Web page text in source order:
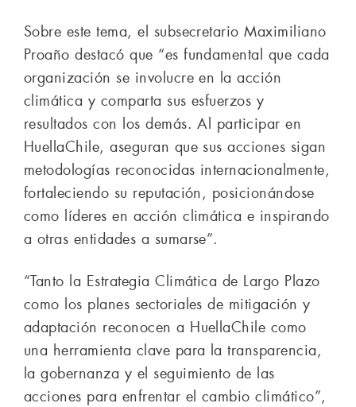
Sobre este tema, el subsecretario Maximiliano
Proaño destacó que “es fundamental que cada
organización se involucre en la acción
climática y comparta sus esfuerzos y
resultados con los demás. Al participar en
HuellaChile, aseguran que sus acciones sigan
metodologías reconocidas internacionalmente,
fortaleciendo su reputación, posicionándose
como líderes en acción climática e inspirando
a otras entidades a sumarse”.
“Tanto la Estrategia Climática de Largo Plazo
como los planes sectoriales de mitigación y
adaptación reconocen a HuellaChile como
una herramienta clave para la transparencia,
la gobernanza y el seguimiento de las
acciones para enfrentar el cambio climático”,